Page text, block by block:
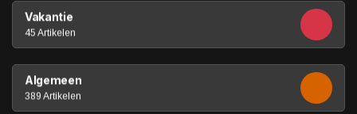
Vakantie
45 Artikelen
Algemeen
389 Artikelen